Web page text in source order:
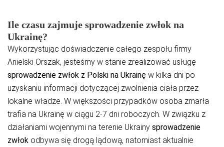
Ile czasu zajmuje sprowadzenie zwłok na
Ukrainę?
Wykorzystując doświadczenie całego zespołu firmy
Anielski Orszak, jesteśmy w stanie zrealizować usługę
sprowadzenie zwłok z Polski na Ukrainę w kilka dni po
uzyskaniu informacji dotyczącej zwolnienia ciała przez
lokalne władze. W większości przypadków osoba zmarła
trafia na Ukrainę w ciągu 2-7 dni roboczych. W związku z
działaniami wojennymi na terenie Ukrainy sprowadzenie
zwłok odbywa się drogą lądową, natomiast aktualnie